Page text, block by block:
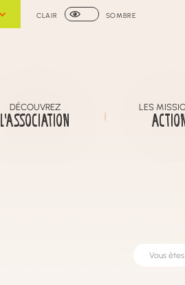
CLAIR SOMBRE
DÉCOUVREZ
L’ASSOCIATION
LES
Vous êtes